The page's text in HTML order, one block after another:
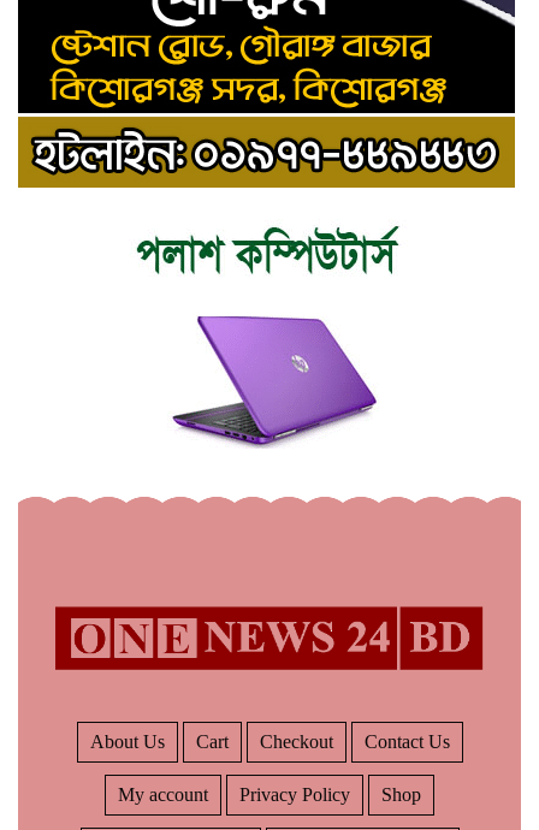
About Us Cart Checkout Contact Us
My account Privacy Policy Shop